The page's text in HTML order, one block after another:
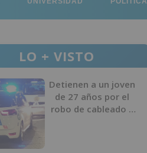
LO + VISTO
Detienen a un joven
de 27 años por el
robo de cableado y